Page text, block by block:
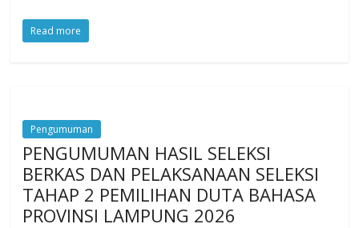
Read more
Pengumuman
PENGUMUMAN HASIL SELEKSI
BERKAS DAN PELAKSANAAN SELEKSI
TAHAP 2 PEMILIHAN DUTA BAHASA
PROVINSI LAMPUNG 2026